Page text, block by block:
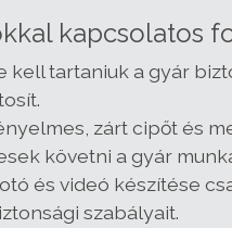
kapcsolatos
kell tartaniuk a gyár
zárt cipőt és
követni a gyár
és videó készítése
szabályait.